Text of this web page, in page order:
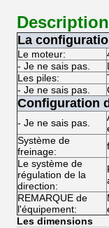
La
Le moteur:
- Je ne sais pas.
Les piles:
- Je ne sais pas.
Configuration
- Je ne sais pas.
Système de
freinage:
Le système de
régulation de la
direction:
REMARQUE de
l'équipement:
Les dimensions